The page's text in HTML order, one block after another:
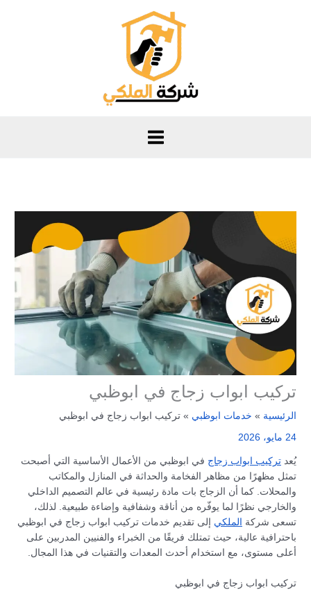
تركيب ابواب زجاج في ابوظبي
الرئيسية خدمات ابوظبي تركيب ابواب زجاج في ابوظبي
24 مايو، 2026
يُعدتركيب ابواب زجاج في ابوظبي من الأعمال الأساسية التي أصبحت
تمثل مظهرًا من مظاهر الفخامة والحداثة في المنازل والمكاتب
والمحلات. كما أن الزجاج بات مادة رئيسية في عالم التصميم الداخلي
والخارجي نظرًا لما يوفّره من أناقة وشفافية وإضاءة طبيعية. لذلك،
تسعى شركة
الملكي إلى تقديم خدمات تركيب ابواب زجاج في ابوظبي
باحترافية عالية، حيث تمتلك فريقًا من الخبراء والفنيين المدربين على
أعلى مستوى، مع استخدام أحدث المعدات والتقنيات في هذا المجال.
تركيب ابواب زجاج في ابوظبي